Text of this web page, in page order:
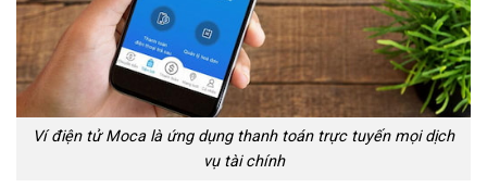
Ví điện tử Moca là ứng dụng thanh toán trực tuyến mọi dịch
vụ tài chính